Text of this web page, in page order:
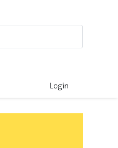
Login